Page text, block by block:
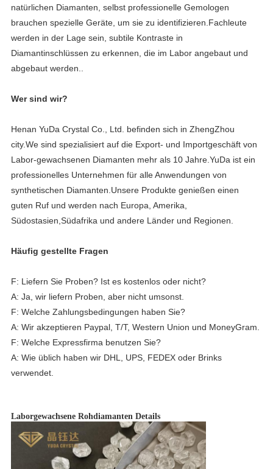
natürlichen Diamanten, selbst professionelle Gemologen
brauchen spezielle Geräte, um sie zu identifizieren.Fachleute
werden in der Lage sein, subtile Kontraste in
Diamantinschlüssen zu erkennen, die im Labor angebaut und
abgebaut werden..
Wer sind wir?
Henan YuDa Crystal Co., Ltd. befinden sich in ZhengZhou
city.We sind spezialisiert auf die Export- und Importgeschäft von
Labor-gewachsenen Diamanten mehr als 10 Jahre.YuDa ist ein
professionelles Unternehmen für alle Anwendungen von
synthetischen Diamanten.Unsere Produkte genießen einen
guten Ruf und werden nach Europa, Amerika,
Südostasien,Südafrika und andere Länder und Regionen.
Häufig gestellte Fragen
F: Liefern Sie Proben? Ist es kostenlos oder nicht?
A: Ja, wir liefern Proben, aber nicht umsonst.
F: Welche Zahlungsbedingungen haben Sie?
A: Wir akzeptieren Paypal, T/T, Western Union und MoneyGram.
F: Welche Expressfirma benutzen Sie?
A: Wie üblich haben wir DHL, UPS, FEDEX oder Brinks
verwendet.
Laborgewachsene Rohdiamanten Details